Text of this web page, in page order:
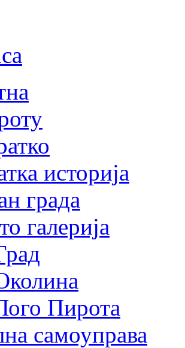
историја
града
галерија
Пирота
самоуправа